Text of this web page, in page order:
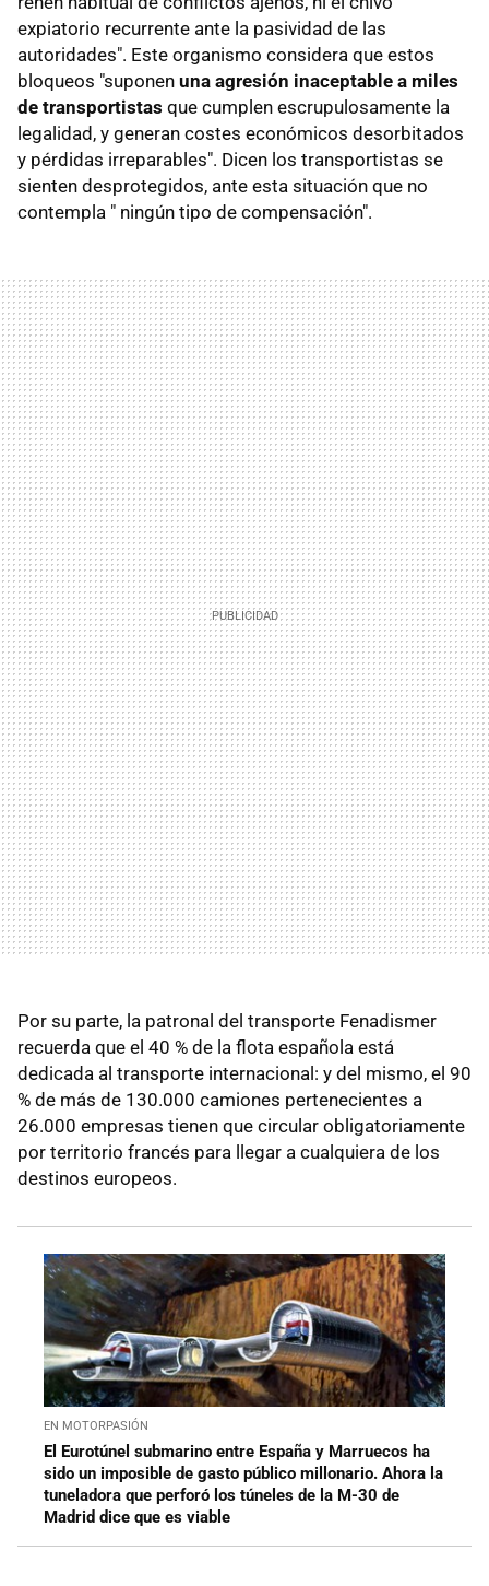
expiatorio recurrente ante la pasividad de las
autoridades". Este organismo considera que estos
bloqueos "suponen una agresión inaceptable a miles
de transportistas que cumplen escrupulosamente la
legalidad, y generan costes económicos desorbitados
y pérdidas irreparables". Dicen los transportistas se
sienten desprotegidos, ante esta situación que no
contempla " ningún tipo de compensación".
Por su parte, la patronal del transporte Fenadismer
recuerda que el 40 % de la flota española está
dedicada al transporte internacional: y del mismo, el 90
% de más de 130.000 camiones pertenecientes a
26.000 empresas tienen que circular obligatoriamente
por territorio francés para llegar a cualquiera de los
destinos europeos.
EN MOTORPASIÓN
El Eurotúnel submarino entre España y Marruecos ha
sido un imposible de gasto público millonario. Ahora la
tuneladora que perforó los túneles de la M-30 de
Madrid dice que es viable